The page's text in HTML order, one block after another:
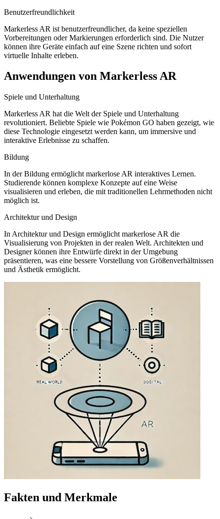
Benutzerfreundlichkeit
Markerless AR ist benutzerfreundlicher, da keine speziellen
Vorbereitungen oder Markierungen erforderlich sind. Die Nutzer
können ihre Geräte einfach auf eine Szene richten und sofort
virtuelle Inhalte erleben.
Anwendungen von Markerless AR
Spiele und Unterhaltung
Markerless AR hat die Welt der Spiele und Unterhaltung
revolutioniert. Beliebte Spiele wie Pokémon GO haben gezeigt, wie
diese Technologie eingesetzt werden kann, um immersive und
interaktive Erlebnisse zu schaffen.
Bildung
In der Bildung ermöglicht markerlose AR interaktives Lernen.
Studierende können komplexe Konzepte auf eine Weise
visualisieren und erleben, die mit traditionellen Lehrmethoden nicht
möglich ist.
Architektur und Design
In Architektur und Design ermöglicht markerlose AR die
Visualisierung von Projekten in der realen Welt. Architekten und
Designer können ihre Entwürfe direkt in der Umgebung
präsentieren, was eine bessere Vorstellung von Größenverhältnissen
und Ästhetik ermöglicht.
Fakten und Merkmale